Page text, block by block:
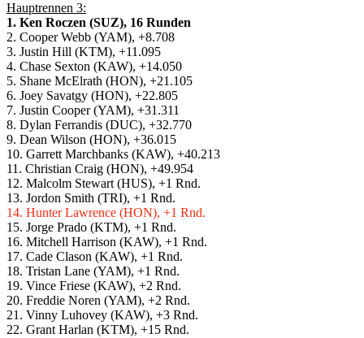
Hauptrennen 3:
1. Ken Roczen (SUZ), 16 Runden
2. Cooper Webb (YAM), +8.708
3. Justin Hill (KTM), +11.095
4. Chase Sexton (KAW), +14.050
5. Shane McElrath (HON), +21.105
6. Joey Savatgy (HON), +22.805
7. Justin Cooper (YAM), +31.311
8. Dylan Ferrandis (DUC), +32.770
9. Dean Wilson (HON), +36.015
10. Garrett Marchbanks (KAW), +40.213
11. Christian Craig (HON), +49.954
12. Malcolm Stewart (HUS), +1 Rnd.
13. Jordon Smith (TRI), +1 Rnd.
14. Hunter Lawrence (HON), +1 Rnd.
15. Jorge Prado (KTM), +1 Rnd.
16. Mitchell Harrison (KAW), +1 Rnd.
17. Cade Clason (KAW), +1 Rnd.
18. Tristan Lane (YAM), +1 Rnd.
19. Vince Friese (KAW), +2 Rnd.
20. Freddie Noren (YAM), +2 Rnd.
21. Vinny Luhovey (KAW), +3 Rnd.
22. Grant Harlan (KTM), +15 Rnd.